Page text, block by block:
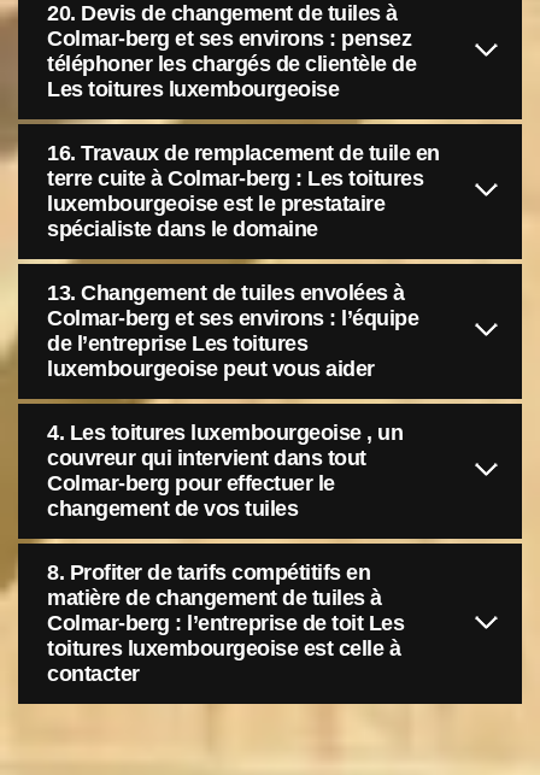
20. Devis de changement de tuiles à
Colmar-berg et ses environs : pensez
téléphoner les chargés de clientèle de
Les toitures luxembourgeoise
16. Travaux de remplacement de tuile en
terre cuite à Colmar-berg : Les toitures
luxembourgeoise est le prestataire
spécialiste dans le domaine
13. Changement de tuiles envolées à
Colmar-berg et ses environs : l’équipe
de l’entreprise Les toitures
luxembourgeoise peut vous aider
4. Les toitures luxembourgeoise , un
couvreur qui intervient dans tout
Colmar-berg pour effectuer le
changement de vos tuiles
8. Profiter de tarifs compétitifs en
matière de changement de tuiles à
Colmar-berg : l’entreprise de toit Les
toitures luxembourgeoise est celle à
contacter